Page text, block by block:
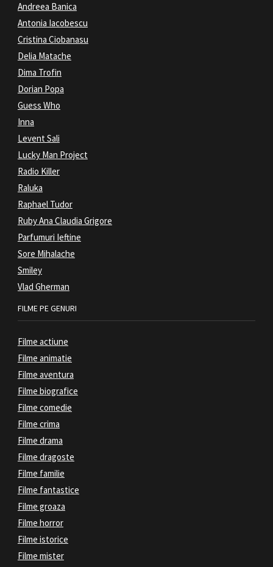
Andreea Banica
Antonia Iacobescu
Cristina Ciobanasu
Delia Matache
Dima Trofin
Dorian Popa
Guess Who
Inna
Levent Sali
Lucky Man Project
Radio Killer
Raluka
Raphael Tudor
Ruby Ana Claudia Grigore
Parfumuri Ieftine
Sore Mihalache
Smiley
Vlad Gherman
FILME PE GENURI
Filme actiune
Filme animatie
Filme aventura
Filme biografice
Filme comedie
Filme crima
Filme drama
Filme dragoste
Filme familie
Filme fantastice
Filme groaza
Filme horror
Filme istorice
Filme mister